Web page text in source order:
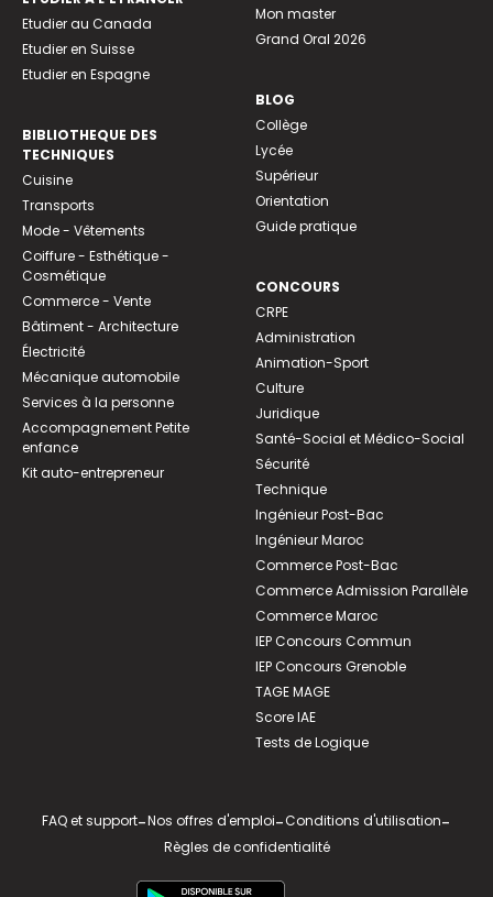
Etudier au Canada
Etudier en Suisse
Etudier en Espagne
BIBLIOTHEQUE DES
TECHNIQUES
Cuisine
Transports
Mode - Vêtements
Coiffure - Esthétique -
Cosmétique
Commerce - Vente
Bâtiment - Architecture
Électricité
Mécanique automobile
Services à la personne
Accompagnement Petite
enfance
Kit auto-entrepreneur
Mon master
Grand Oral 2026
BLOG
Collège
Lycée
Supérieur
Orientation
Guide pratique
CONCOURS
CRPE
Administration
Animation-Sport
Culture
Juridique
Santé-Social et Médico-Social
Sécurité
Technique
Ingénieur Post-Bac
Ingénieur Maroc
Commerce Post-Bac
Commerce Admission Parallèle
Commerce Maroc
IEP Concours Commun
IEP Concours Grenoble
TAGE MAGE
Score IAE
Tests de Logique
FAQ et support-Nos offres d'emploi-Conditions d'utilisation-
Règles de confidentialité